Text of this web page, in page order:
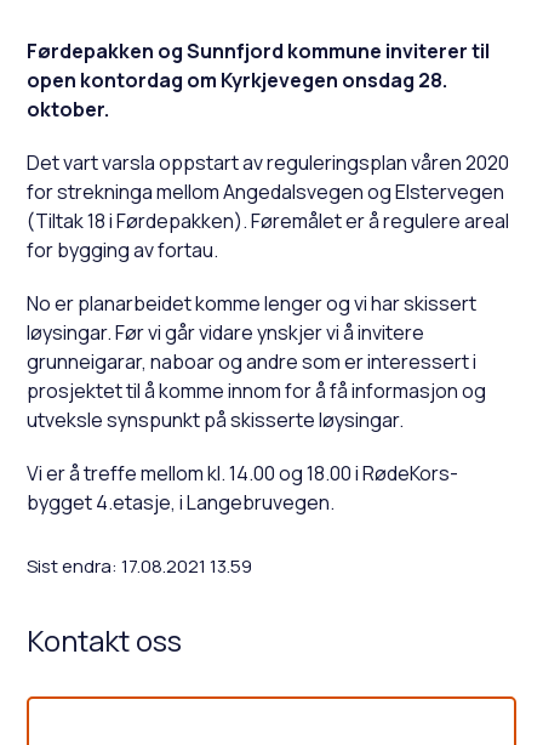
Førdepakken og Sunnfjord kommune inviterer til
open kontordag om Kyrkjevegen onsdag 28.
oktober.
Det vart varsla oppstart av reguleringsplan våren 2020
for strekninga mellom Angedalsvegen og Elstervegen
(Tiltak 18 i Førdepakken). Føremålet er å regulere areal
for bygging av fortau.
No er planarbeidet komme lenger og vi har skissert
løysingar. Før vi går vidare ynskjer vi å invitere
grunneigarar, naboar og andre som er interessert i
prosjektet til å komme innom for å få informasjon og
utveksle synspunkt på skisserte løysingar.
Vi er å treffe mellom kl. 14.00 og 18.00 i RødeKors-
bygget 4.etasje, i Langebruvegen.
Sist endra 17.08.2021 13.59
Kontakt oss